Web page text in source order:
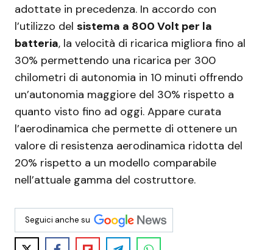
adottate in precedenza. In accordo con
l’utilizzo del sistema a 800 Volt per la
batteria, la velocità di ricarica migliora fino al
30% permettendo una ricarica per 300
chilometri di autonomia in 10 minuti offrendo
un’autonomia maggiore del 30% rispetto a
quanto visto fino ad oggi. Appare curata
l’aerodinamica che permette di ottenere un
valore di resistenza aerodinamica ridotta del
20% rispetto a un modello comparabile
nell’attuale gamma del costruttore.
Seguici anche su